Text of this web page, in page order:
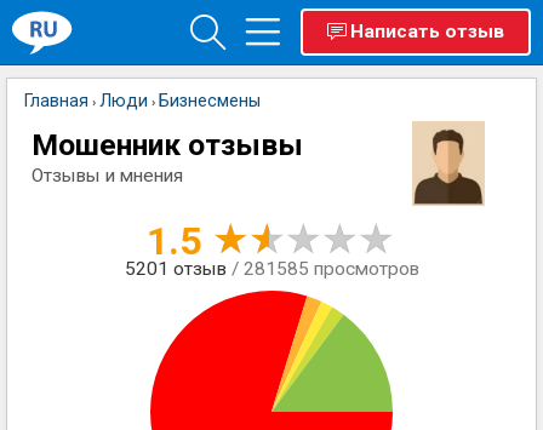
Написать отзыв
Главная › Люди › Бизнесмены
Мошенник отзывы
Отзывы и мнения
1.5
5201 отзыв / 281585 просмотров